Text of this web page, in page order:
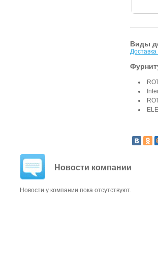
Виды
Доставка
Новости компании
Новости у компании пока отсутствуют.